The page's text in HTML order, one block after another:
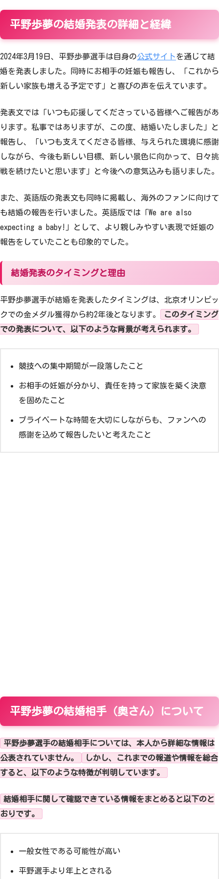
平野歩夢の結婚発表の詳細と経緯
2024年3月19日、平野歩夢選手は自身の公式サイトを通じて結
婚を発表しました。同時にお相手の妊娠も報告し、「これから
新しい家族も増える予定です」と喜びの声を伝えています。
発表文では「いつも応援してくださっている皆様へご報告があ
ります。私事ではありますが、この度、結婚いたしました」と
報告し、「いつも支えてくださる皆様、与えられた環境に感謝
しながら、今後も新しい目標、新しい景色に向かって、日々挑
戦を続けたいと思います」と今後への意気込みも語りました。
また、英語版の発表文も同時に掲載し、海外のファンに向けて
も結婚の報告を行いました。英語版では「We are also
expecting a baby!」として、より親しみやすい表現で妊娠の
報告をしていたことも印象的でした。
結婚発表のタイミングと理由
平野歩夢選手が結婚を発表したタイミングは、北京オリンピッ
クでの金メダル獲得から約2年後となります。
このタイミング
での発表について、以下のような背景が考えられます。
競技への集中期間が一段落したこと
お相手の妊娠が分かり、責任を持って家族を築く決意
を固めたこと
プライベートな時間を大切にしながらも、ファンへの
感謝を込めて報告したいと考えたこと
平野歩夢の結婚相手（奥さん）について
平野歩夢選手の結婚相手については、本人から詳細な情報は
公表されていません。
しかし、これまでの報道や情報を総合
すると、以下のような特徴が判明しています。
結婚相手に関して確認できている情報をまとめると以下のと
おりです。
一般女性である可能性が高い
平野選手より年上とされる